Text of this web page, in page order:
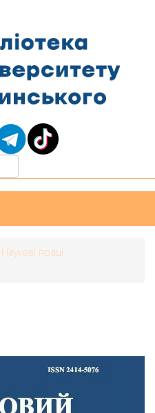
Наукові праці